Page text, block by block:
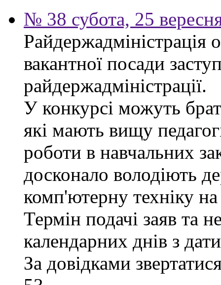
№ 38 субота, 25
Райдержадміністрація
вакантної посади
райдержадміністрації.
У конкурсі можуть
які мають вищу
роботи в навчальних
досконало володіють
комп'ютерну техніку на
Термін подачі заяв та
календарних днів з
За довідками